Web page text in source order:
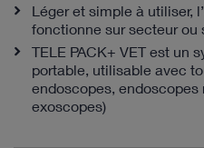
Léger et simple à utiliser,
fonctionne sur secteur ou
TELE PACK+ VET est un
portable, utilisable avec
endoscopes,
exoscopes)